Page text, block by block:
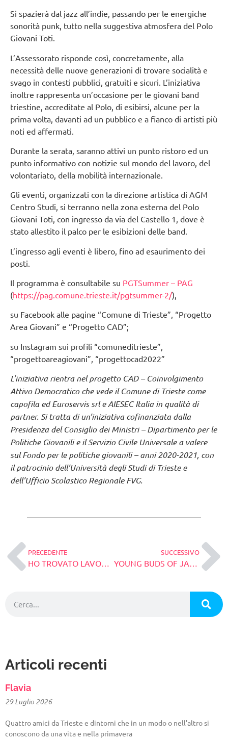
Si spazierà dal jazz all’indie, passando per le energiche
sonorità punk, tutto nella suggestiva atmosfera del Polo
Giovani Toti.
L’Assessorato risponde così, concretamente, alla
necessità delle nuove generazioni di trovare socialità e
svago in contesti pubblici, gratuiti e sicuri. L’iniziativa
inoltre rappresenta un’occasione per le giovani band
triestine, accreditate al Polo, di esibirsi, alcune per la
prima volta, davanti ad un pubblico e a fianco di artisti più
noti ed affermati.
Durante la serata, saranno attivi un punto ristoro ed un
punto informativo con notizie sul mondo del lavoro, del
volontariato, della mobilità internazionale.
Gli eventi, organizzati con la direzione artistica di AGM
Centro Studi, si terranno nella zona esterna del Polo
Giovani Toti, con ingresso da via del Castello 1, dove è
stato allestito il palco per le esibizioni delle band.
L’ingresso agli eventi è libero, fino ad esaurimento dei
posti.
Il programma è consultabile su PGTSummer – PAG
(https://pag.comune.trieste.it/pgtsummer-2/),
su Facebook alle pagine “Comune di Trieste”, “Progetto
Area Giovani” e “Progetto CAD”;
su Instagram sui profili “comuneditrieste”,
“progettoareagiovani”, “progettocad2022”
L’iniziativa rientra nel progetto CAD – Coinvolgimento
Attivo Democratico che vede il Comune di Trieste come
capofila ed Euroservis srl e AIESEC Italia in qualità di
partner. Si tratta di un’iniziativa cofinanziata dalla
Presidenza del Consiglio dei Ministri – Dipartimento per le
Politiche Giovanili e il Servizio Civile Universale a valere
sul Fondo per le politiche giovanili – anni 2020-2021, con
il patrocinio dell’Università degli Studi di Trieste e
dell’Ufficio Scolastico Regionale FVG.
PRECEDENTE
HO TROVATO LAVORO ALL’ESTERO_TI RACCONTO COME!!!
SUCCESSIVO
YOUNG BUDS OF JAZZ – DAY 1
Articoli recenti
Flavia
29 Luglio 2026
Quattro amici da Trieste e dintorni che in un modo o nell’altro si
conoscono da una vita e nella primavera